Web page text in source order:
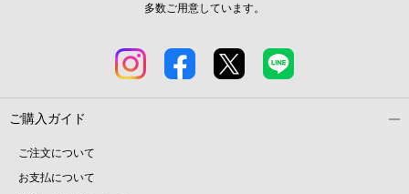
多数ご用意しています。
ご購入ガイド
ご注文について
お支払について